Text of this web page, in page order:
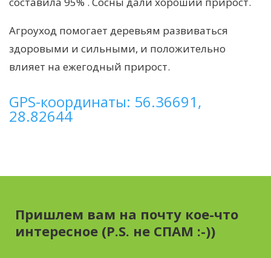
Агроуход помогает деревьям развиваться
здоровыми и сильными, и положительно
влияет на ежегодный прирост.
GPS-координаты: 56.36691,
28.82644
Пришлем вам на почту кое-что
интересное (P.S. не СПАМ :-))